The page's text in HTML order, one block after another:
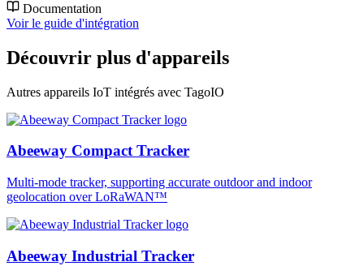
Documentation
Voir le guide d'intégration
Découvrir plus d'appareils
Autres appareils IoT intégrés avec TagoIO
Abeeway Compact Tracker
Multi-mode tracker, supporting accurate outdoor and indoor
geolocation over LoRaWAN™
Abeeway Industrial Tracker